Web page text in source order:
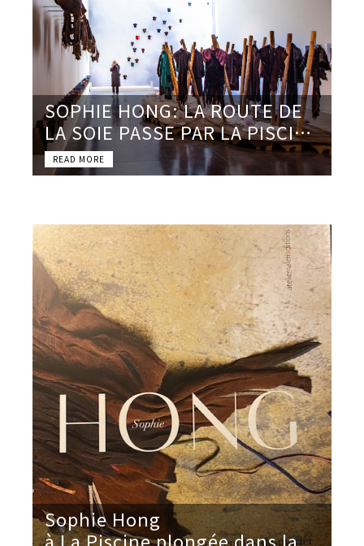
SOPHIE HONG: LA ROUTE DE
LA SOIE PASSE PAR LA PISCINE
DE ROUBAIX
Sophie Hong
à La Piscine plongée dans la